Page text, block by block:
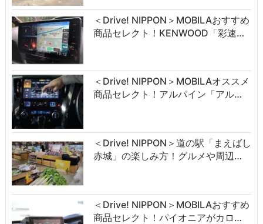
＜Drive! NIPPON＞MOBILAおすすめ
商品セレクト！KENWOOD「彩速…
＜Drive! NIPPON＞MOBILAオススメ
商品セレクト！アルパイン「アル…
＜Drive! NIPPON＞道の駅「まえばし
赤城」の楽しみ方！グルメや周辺…
＜Drive! NIPPON＞MOBILAおすすめ
商品セレクト！パイオニアがカロ…